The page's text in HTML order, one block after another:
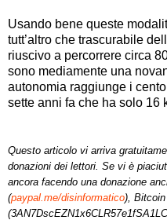
Usando bene queste
tutt’altro che trascurabile
riuscivo a percorrere circa
sono mediamente una
autonomia raggiunge i
sette anni fa che ha solo 16
Questo articolo vi arriva
donazioni dei lettori. Se vi è
ancora facendo una donazione
(paypal.me/disinformatico), Bitcoin